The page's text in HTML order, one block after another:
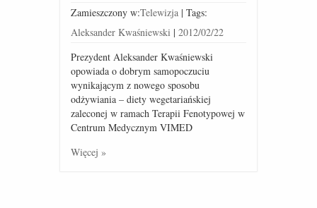
Zamieszczony w:Telewizja | Tags:
Aleksander Kwaśniewski | 2012/02/22
Prezydent Aleksander Kwaśniewski
opowiada o dobrym samopoczuciu
wynikającym z nowego sposobu
odżywiania – diety wegetariańskiej
zaleconej w ramach Terapii Fenotypowej w
Centrum Medycznym VIMED
Więcej »